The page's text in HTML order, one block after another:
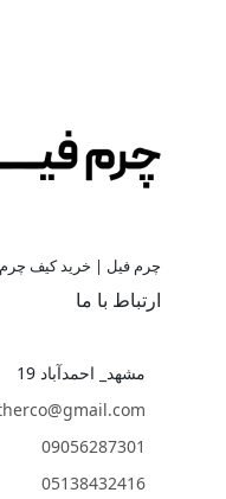
چرم فیل | خرید کیف چرم
ارتباط با ما
مشهد_ احمدآباد 19
09056287301
05138432416